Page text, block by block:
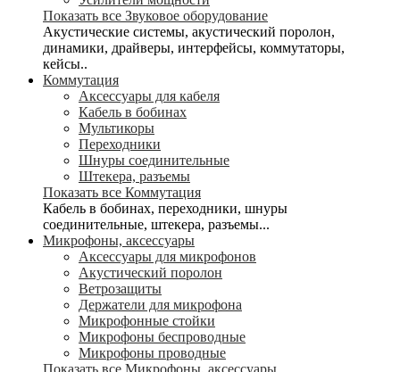
Показать все Звуковое оборудование
Акустические системы, акустический поролон,
динамики, драйверы, интерфейсы, коммутаторы,
кейсы..
Коммутация
Аксессуары для кабеля
Кабель в бобинах
Мультикоры
Переходники
Шнуры соединительные
Штекера, разъемы
Показать все Коммутация
Кабель в бобинах, переходники, шнуры
соединительные, штекера, разъемы...
Микрофоны, аксессуары
Аксессуары для микрофонов
Акустический поролон
Ветрозащиты
Держатели для микрофона
Микрофонные стойки
Микрофоны беспроводные
Микрофоны проводные